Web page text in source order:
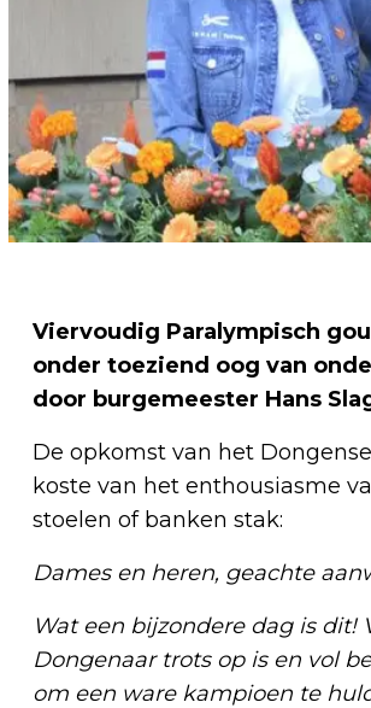
Viervoudig Paralympisch
onder toeziend oog van
door burgemeester Hans
De opkomst van het
koste van het enthousiasme
stoelen of banken stak:
Dames en heren, geachte
Wat een bijzondere dag is
Dongenaar trots op is en vol
om een ware kampioen te